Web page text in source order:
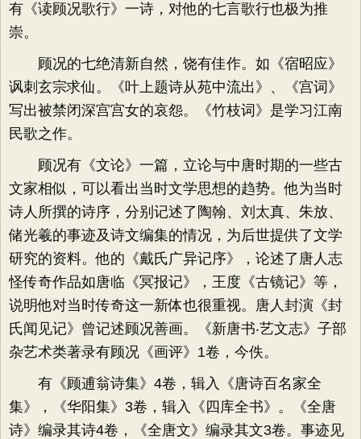
有《读顾况歌行》一诗，对他的七言歌行也极为推
崇。
顾况的七绝清新自然，饶有佳作。如《宿昭应》
讽刺玄宗求仙。《叶上题诗从苑中流出》、《宫词》
写出被禁闭深宫宫女的哀怨。《竹枝词》是学习江南
民歌之作。
顾况有《文论》一篇，立论与中唐时期的一些古
文家相似，可以看出当时文学思想的趋势。他为当时
诗人所撰的诗序，分别记述了陶翰、刘太真、朱放、
储光羲的事迹及诗文编集的情况，为后世提供了文学
研究的资料。他的《戴氏广异记序》，论述了唐人志
怪传奇作品如唐临《冥报记》，王度《古镜记》等，
说明他对当时传奇这一新体也很重视。唐人封演《封
氏闻见记》曾记述顾况善画。《新唐书‧艺文志》子部
杂艺术类著录有顾况《画评》1卷，今佚。
有《顾逋翁诗集》4卷，辑入《唐诗百名家全
集》，《华阳集》3卷，辑入《四库全书》。《全唐
诗》编录其诗4卷，《全唐文》编录其文3卷。事迹见